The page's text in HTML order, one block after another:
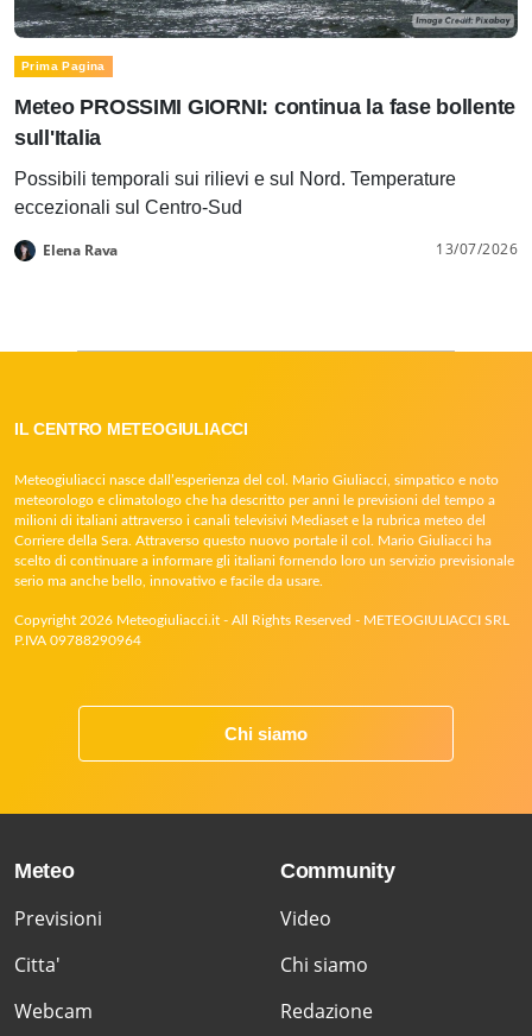
Prima Pagina
Meteo PROSSIMI GIORNI: continua la fase bollente
sull'Italia
Possibili temporali sui rilievi e sul Nord. Temperature
eccezionali sul Centro-Sud
Elena Rava 13/07/2026
IL CENTRO METEOGIULIACCI
Meteogiuliacci nasce dall’esperienza del col. Mario Giuliacci, simpatico e noto
meteorologo e climatologo che ha descritto per anni le previsioni del tempo a
milioni di italiani attraverso i canali televisivi Mediaset e la rubrica meteo del
Corriere della Sera. Attraverso questo nuovo portale il col. Mario Giuliacci ha
scelto di continuare a informare gli italiani fornendo loro un servizio previsionale
serio ma anche bello, innovativo e facile da usare.
Copyright 2026 Meteogiuliacci.it - All Rights Reserved - METEOGIULIACCI SRL
P.IVA 09788290964
Chi siamo
Meteo
Previsioni
Citta'
Webcam
Community
Video
Chi siamo
Redazione